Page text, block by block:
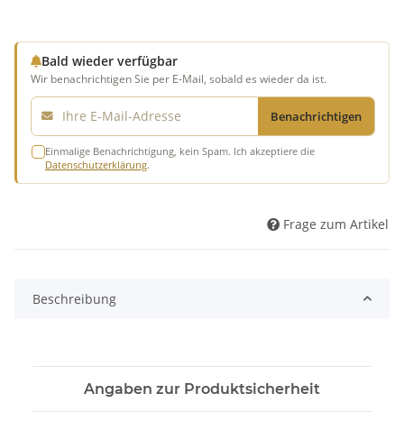
Bald wieder verfügbar
Wir benachrichtigen Sie per E-Mail, sobald es wieder da ist.
E-Mail
Benachrichtigen
Einmalige Benachrichtigung, kein Spam. Ich akzeptiere die
Datenschutzerklärung.
Frage zum Artikel
Beschreibung
Angaben zur Produktsicherheit